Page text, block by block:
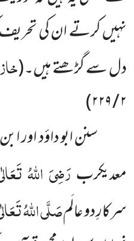
نہیں کرتے ان کی
دل سے گڑھتے ہیں۔(
۲ / ۲۲۹
)
سنن ابو داؤد اور
معدیکربرَضِیَ اللہُ
سرکارِ دو عالَمصَلَّی اللہُ